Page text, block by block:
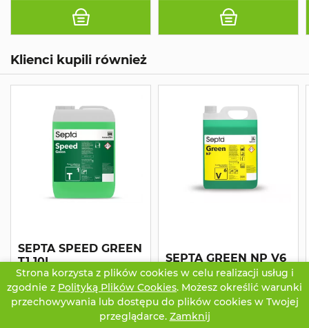
Strona korzysta z plików cookies w celu realizacji usług i
zgodnie z Polityką Plików Cookies. Możesz określić warunki
przechowywania lub dostępu do plików cookies w Twojej
przeglądarce. Zamknij
Klienci kupili również
SEPTA SPEED GREEN
T1 10L
Piana aktywna do bezdotykowego
mycia karoserii samochodów
osobowych, dostawczych,
ciężarowych, a także plandek,
widłowych oraz maszyn
SEPTA GREEN NP V6
5L
Płyn do doczyszczania posadzek
przemysłowych (hal produkcyjnych
i magazynowych, warsztatów
samochodowych, parkingów, itp.).
Usuwa zabrudzenia tłuszczowe,
TWOJE KONTO